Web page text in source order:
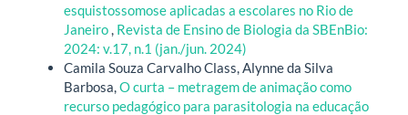
esquistossomose aplicadas a escolares no Rio de
Janeiro Revista de Ensino de Biologia da SBEnBio:
2024: v.17, n.1 (jan./jun. 2024)
Camila Souza Carvalho Class, Alynne da Silva
Barbosa, O curta – metragem de animação como
recurso pedagógico para parasitologia na educação